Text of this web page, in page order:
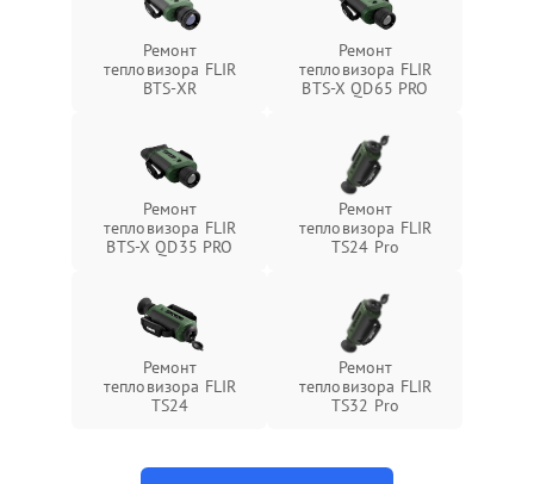
Ремонт
тепловизора FLIR
BTS-XR
Ремонт
тепловизора FLIR
BTS-X QD65 PRO
Ремонт
тепловизора FLIR
BTS-X QD35 PRO
Ремонт
тепловизора FLIR
TS24 Pro
Ремонт
тепловизора FLIR
TS24
Ремонт
тепловизора FLIR
TS32 Pro